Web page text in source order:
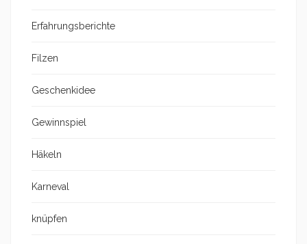
Erfahrungsberichte
Filzen
Geschenkidee
Gewinnspiel
Häkeln
Karneval
knüpfen